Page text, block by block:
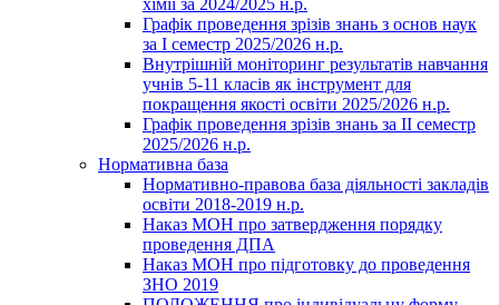
Графік проведення зрізів знань з основ наук
за І семестр 2025/2026 н.р.
Внутрішній моніторинг результатів навчання
учнів 5-11 класів як інструмент для
покращення якості освіти 2025/2026 н.р.
Графік проведення зрізів знань за ІІ семестр
2025/2026 н.р.
Нормативна база
Нормативно-правова база діяльності закладів
освіти 2018-2019 н.р.
Наказ МОН про затвердження порядку
проведення ДПА
Наказ МОН про підготовку до проведення
ЗНО 2019